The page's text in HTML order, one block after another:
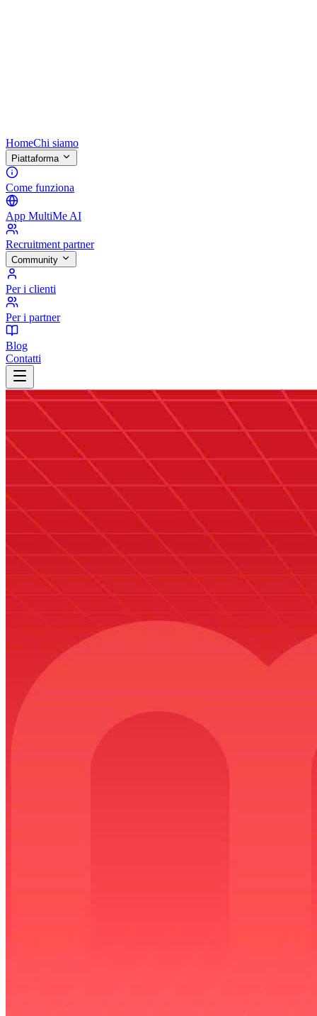
HomeChi siamo
Piattaforma
Come funziona
App MultiMe AI
Recruitment partner
Community
Per i clienti
Per i partner
Blog
Contatti